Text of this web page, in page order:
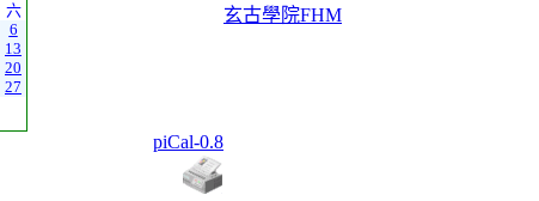
六
6
13
20
27
piCal-0.8
玄古學院FHM